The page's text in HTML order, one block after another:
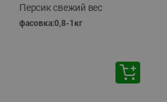
Персик свежий вес
фасовка:0,8-1кг